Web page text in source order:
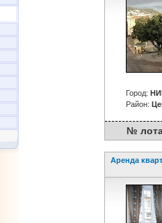
Город:
Район:
№ лота :
Аренда